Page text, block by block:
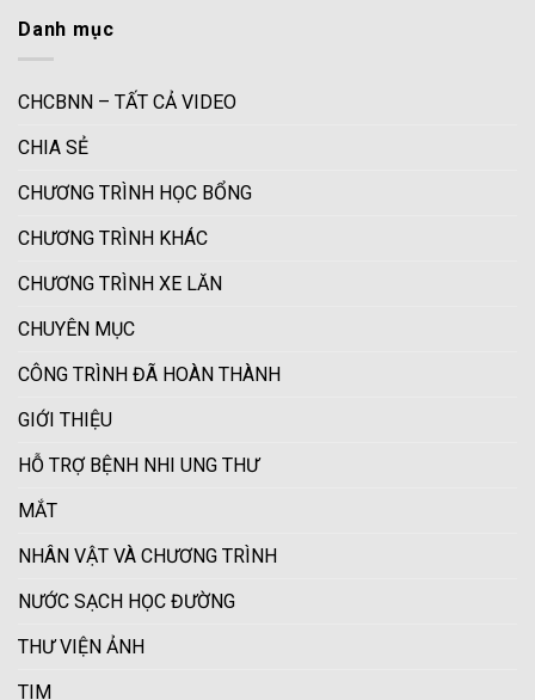
Danh mục
CHCBNN – TẤT CẢ VIDEO
CHIA SẺ
CHƯƠNG TRÌNH HỌC BỔNG
CHƯƠNG TRÌNH KHÁC
CHƯƠNG TRÌNH XE LĂN
CHUYÊN MỤC
CÔNG TRÌNH ĐÃ HOÀN THÀNH
GIỚI THIỆU
HỖ TRỢ BỆNH NHI UNG THƯ
MẮT
NHÂN VẬT VÀ CHƯƠNG TRÌNH
NƯỚC SẠCH HỌC ĐƯỜNG
THƯ VIỆN ẢNH
TIM